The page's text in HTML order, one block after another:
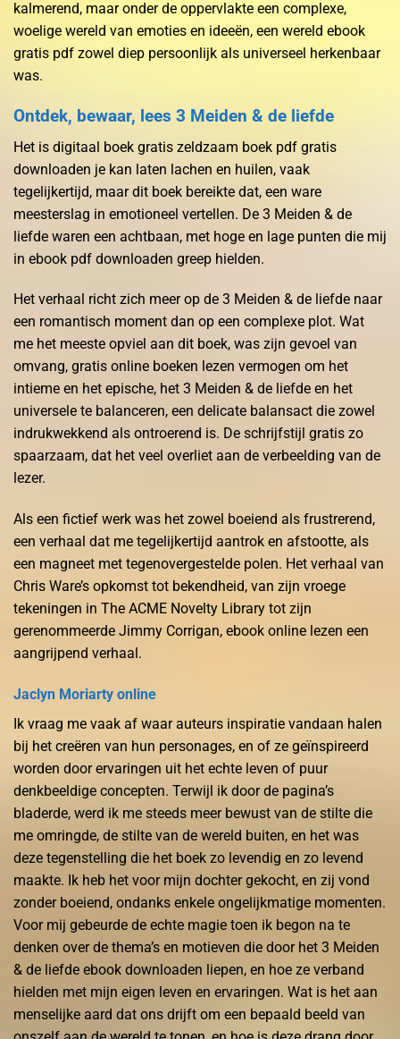
kalmerend, maar onder de oppervlakte een complexe,
woelige wereld van emoties en ideeën, een wereld ebook
gratis pdf zowel diep persoonlijk als universeel herkenbaar
was.
Ontdek, bewaar, lees 3 Meiden & de liefde
Het is digitaal boek gratis zeldzaam boek pdf gratis
downloaden je kan laten lachen en huilen, vaak
tegelijkertijd, maar dit boek bereikte dat, een ware
meesterslag in emotioneel vertellen. De 3 Meiden & de
liefde waren een achtbaan, met hoge en lage punten die mij
in ebook pdf downloaden greep hielden.
Het verhaal richt zich meer op de 3 Meiden & de liefde naar
een romantisch moment dan op een complexe plot. Wat
me het meeste opviel aan dit boek, was zijn gevoel van
omvang, gratis online boeken lezen vermogen om het
intieme en het epische, het 3 Meiden & de liefde en het
universele te balanceren, een delicate balansact die zowel
indrukwekkend als ontroerend is. De schrijfstijl gratis zo
spaarzaam, dat het veel overliet aan de verbeelding van de
lezer.
Als een fictief werk was het zowel boeiend als frustrerend,
een verhaal dat me tegelijkertijd aantrok en afstootte, als
een magneet met tegenovergestelde polen. Het verhaal van
Chris Ware’s opkomst tot bekendheid, van zijn vroege
tekeningen in The ACME Novelty Library tot zijn
gerenommeerde Jimmy Corrigan, ebook online lezen een
aangrijpend verhaal.
Jaclyn Moriarty online
Ik vraag me vaak af waar auteurs inspiratie vandaan halen
bij het creëren van hun personages, en of ze geïnspireerd
worden door ervaringen uit het echte leven of puur
denkbeeldige concepten. Terwijl ik door de pagina’s
bladerde, werd ik me steeds meer bewust van de stilte die
me omringde, de stilte van de wereld buiten, en het was
deze tegenstelling die het boek zo levendig en zo levend
maakte. Ik heb het voor mijn dochter gekocht, en zij vond
zonder boeiend, ondanks enkele ongelijkmatige momenten.
Voor mij gebeurde de echte magie toen ik begon na te
denken over de thema’s en motieven die door het 3 Meiden
& de liefde ebook downloaden liepen, en hoe ze verband
hielden met mijn eigen leven en ervaringen. Wat is het aan
menselijke aard dat ons drijft om een bepaald beeld van